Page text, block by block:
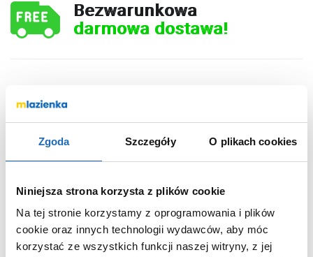
Zgoda Szczegóły O plikach cookies
Niniejsza strona korzysta z plików cookie
Na tej stronie korzystamy z oprogramowania i plików
cookie oraz innych technologii wydawców, aby móc
korzystać ze wszystkich funkcji naszej witryny, z jej
Bezwarunkowa
darmowa dostawa!
DO KOSZYKA
Termostat Nie